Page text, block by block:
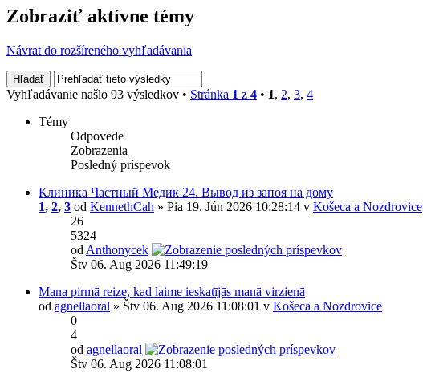
Zobraziť aktívne témy
Návrat do rozšíreného vyhľadávania
Vyhľadávanie našlo 93 výsledkov • Stránka 1 z 4 • 1, 2, 3, 4
Témy
Odpovede
Zobrazenia
Posledný príspevok
Клиника Частный Медик 24. Вывод из запоя на дому
1, 2, 3 od KennethCah » Pia 19. Jún 2026 10:28:14 v Košeca a Nozdrovice
26
5324
od Anthonycek
Štv 06. Aug 2026 11:49:19
Mana pirmā reize, kad laime ieskatījās manā virzienā
od agnellaoral » Štv 06. Aug 2026 11:08:01 v Košeca a Nozdrovice
0
4
od agnellaoral
Štv 06. Aug 2026 11:08:01